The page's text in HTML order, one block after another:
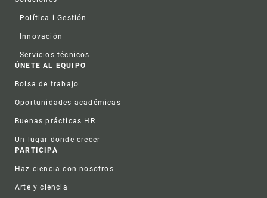
Política i Gestión
Innovación
Servicios técnicos
ÚNETE AL EQUIPO
Bolsa de trabajo
Oportunidades académicas
Buenas prácticas HR
Un lugar donde crecer
PARTICIPA
Haz ciencia con nosotros
Arte y ciencia